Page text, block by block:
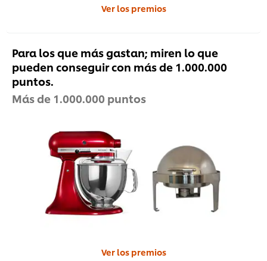
Ver los premios
Para los que más gastan; miren lo que
pueden conseguir con más de 1.000.000
puntos.
Más de 1.000.000 puntos
Ver los premios